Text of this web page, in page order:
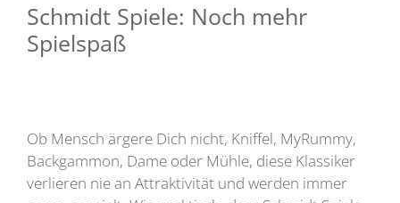
Schmidt Spiele: Noch mehr
Spielspaß
Ob Mensch ärgere Dich nicht, Kniffel, MyRummy,
Backgammon, Dame oder Mühle, diese Klassiker
verlieren nie an Attraktivität und werden immer